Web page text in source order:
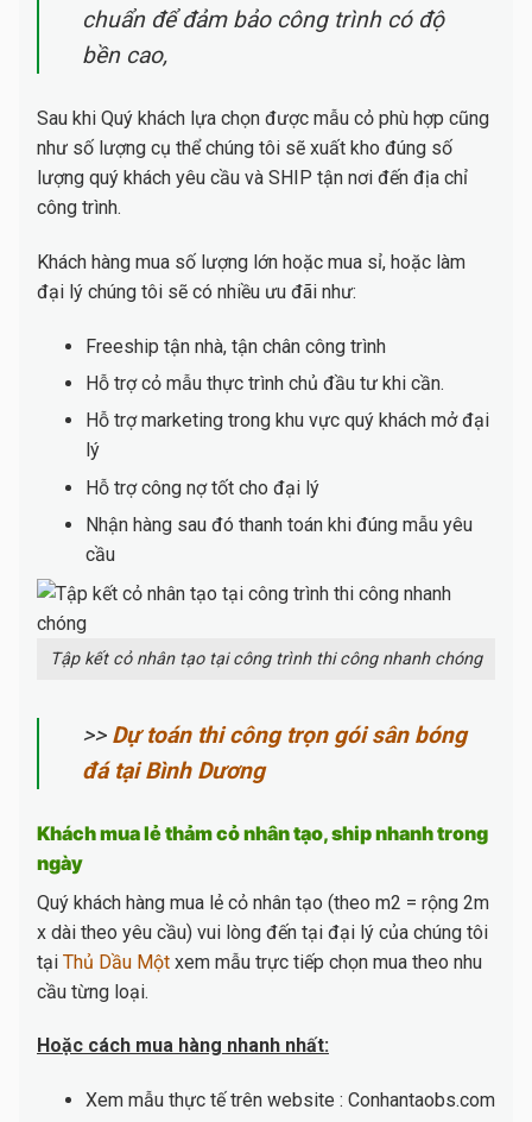
chuẩn để đảm bảo công trình có độ
bền cao,
Sau khi Quý khách lựa chọn được mẫu cỏ phù hợp cũng
như số lượng cụ thể chúng tôi sẽ xuất kho đúng số
lượng quý khách yêu cầu và SHIP tận nơi đến địa chỉ
công trình.
Khách hàng mua số lượng lớn hoặc mua sỉ, hoặc làm
đại lý chúng tôi sẽ có nhiều ưu đãi như:
Freeship tận nhà, tận chân công trình
Hỗ trợ cỏ mẫu thực trình chủ đầu tư khi cần.
Hỗ trợ marketing trong khu vực quý khách mở đại
lý
Hỗ trợ công nợ tốt cho đại lý
Nhận hàng sau đó thanh toán khi đúng mẫu yêu
cầu
Tập kết cỏ nhân tạo tại công trình thi công nhanh chóng
>> Dự toán thi công trọn gói sân bóng
đá tại Bình Dương
Khách mua lẻ thảm cỏ nhân tạo, ship nhanh trong
ngày
Quý khách hàng mua lẻ cỏ nhân tạo (theo m2 = rộng 2m
x dài theo yêu cầu) vui lòng đến tại đại lý của chúng tôi
tại Thủ Dầu Một xem mẫu trực tiếp chọn mua theo nhu
cầu từng loại.
Hoặc cách mua hàng nhanh nhất:
Xem mẫu thực tế trên website : Conhantaobs.com